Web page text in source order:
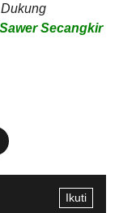
Secangkir
Ikuti